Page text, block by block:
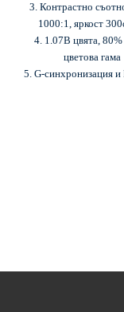
3. Контрастно
1000:1, яркост
4. 1.07B цвята,
цветова гама
5. G-синхронизация и